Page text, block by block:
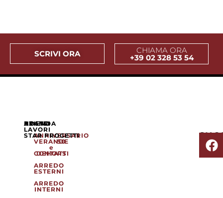
SCRIVI ORA CHIAMA ORA
+39 02 328 53 54
AZIENDA
ANNIVERSARIO
50
CONTATTI
NOSTRI
LAVORI
VERANDE
e
DEHORS
ARREDO
ESTERNI
ARREDO
INTERNI
BRAND
STAR PROGETTI